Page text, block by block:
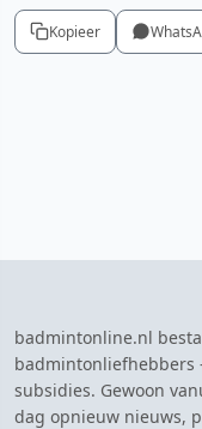
Kopieer
badmintonline.nl
badmintonliefhebbers
subsidies. Gewoon
dag opnieuw nieuws,